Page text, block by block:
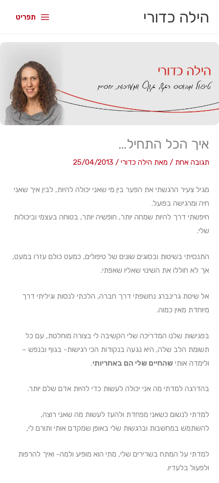
הילה כדורי תפריט
איך הכל התחיל…
תגובה אחת / מאת הילה כדורי /
25/04/2013
מגיל צעיר הרגשתי את הפער בין מי שאני יכולה להיות, לבין איך שאני
חיה ומרגישה בפועל.
חיפשתי דרך להיות שמחה יותר, חופשיה יותר, בטוחה בעצמי וביכולות
שלי.
התנסיתי בשיטות ובסוגים שונים של טיפולים, כמעט כולם עזרו במעט,
אך לא חוללו את השינוי שאליו שאפתי.
אל שיטת גרינברג נחשפתי דרך חברה, הלכתי לנסות וגיליתי דרך
מיוחדת מאין כמוה.
בפגישות שלנו המדריכה שלי הקשיבה לי בצורה מוחלטת, עם כל
תשומת הלב שלה, היא נגעה בנקודות הכי רגישות- בגוף ובנפש –
ולימדה אותי שהחיים שלי הם באחריותי.
בהדרגה למדתי מה אני יכולה לעשות כדי להיות אדם שלם יותר.
למדתי לנשום כשאני מפחדת ולהעז לעשות מה שאני רוצה,
להשתמש במחשבות וברגשות שלי באופן שמקדם אותי ותורם לי,
למדתי על המתח בשרירים שלי, מתי הוא מופיע ולמה- ואיך להרפות
ולפעול בלעדיו.